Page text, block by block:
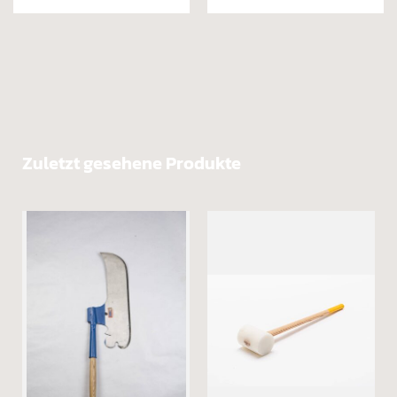
Rindenschäler, mit
Zuletzt gesehene Produkte